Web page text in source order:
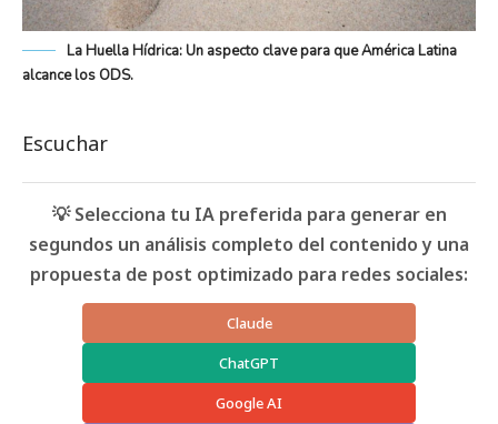
La Huella Hídrica: Un aspecto clave para que América Latina
alcance los ODS.
Escuchar
💡 Selecciona tu IA preferida para generar en
segundos un análisis completo del contenido y una
propuesta de post optimizado para redes sociales:
Claude
ChatGPT
Google AI